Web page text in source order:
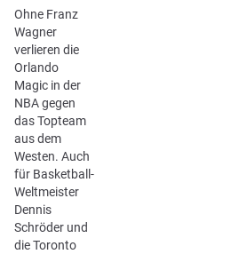
Ohne Franz
Wagner
verlieren die
Orlando
Magic in der
NBA gegen
das Topteam
aus dem
Westen. Auch
für Basketball-
Weltmeister
Dennis
Schröder und
die Toronto